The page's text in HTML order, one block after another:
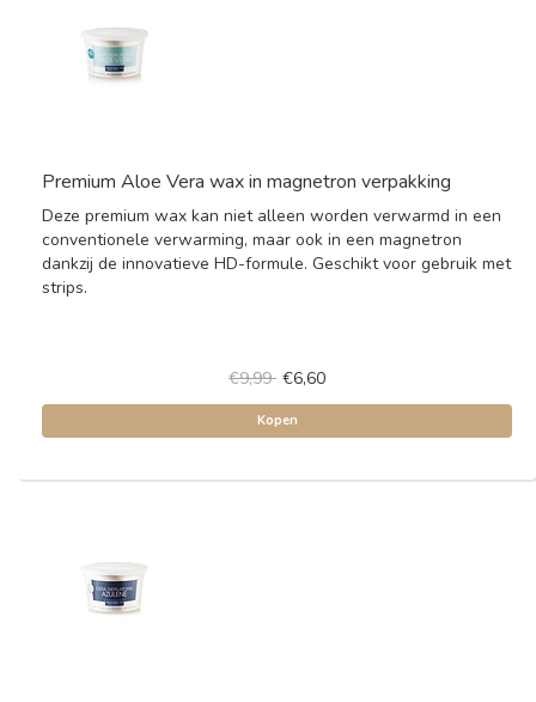
Premium Aloe Vera wax in magnetron verpakking
Deze premium wax kan niet alleen worden verwarmd in een
conventionele verwarming, maar ook in een magnetron
dankzij de innovatieve HD-formule. Geschikt voor gebruik met
strips.
€9,99 €6,60
Kopen